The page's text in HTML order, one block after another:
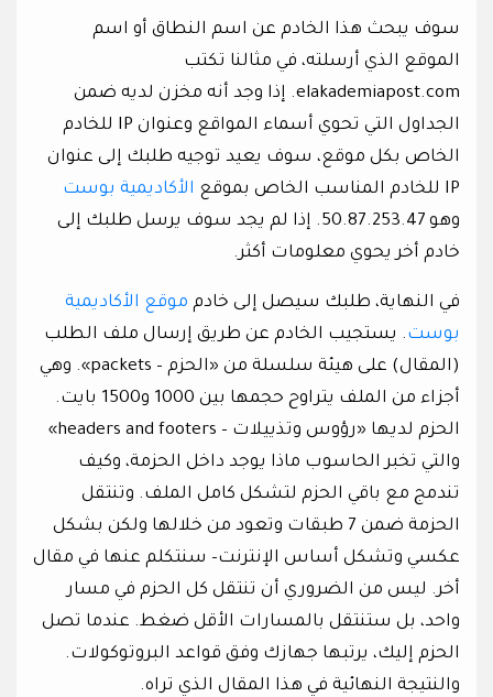
سوف يبحث هذا الخادم عن اسم النطاق أو اسم
الموقع الذي أرسلته، في مثالنا تكتب
elakademiapost.com. إذا وجد أنه مخزن لديه ضمن
الجداول التي تحوي أسماء المواقع وعنوان IP للخادم
الخاص بكل موقع، سوف يعيد توجيه طلبك إلى عنوان
IP للخادم المناسب الخاص بموقع
الأكاديمية بوست
وهو 50.87.253.47. إذا لم يجد سوف يرسل طلبك إلى
خادم أخر يحوي معلومات أكثر.
في النهاية، طلبك سيصل إلى خادم موقع الأكاديمية
بوست. يستجيب الخادم عن طريق إرسال ملف الطلب
(المقال) على هيئة سلسلة من «الحزم – packets». وهي
أجزاء من الملف يتراوح حجمها بين 1000 و1500 بايت.
الحزم لديها «رؤوس وتذييلات – headers and footers»
والتي تخبر الحاسوب ماذا يوجد داخل الحزمة، وكيف
تندمج مع باقي الحزم لتشكل كامل الملف. وتنتقل
الحزمة ضمن 7 طبقات وتعود من خلالها ولكن بشكل
عكسي وتشكل أساس الإنترنت– سنتكلم عنها في مقال
أخر. ليس من الضروري أن تنتقل كل الحزم في مسار
واحد، بل ستنتقل بالمسارات الأقل ضغط. عندما تصل
الحزم إليك، يرتبها جهازك وفق قواعد البروتوكولات.
والنتيجة النهائية في هذا المقال الذي تراه.